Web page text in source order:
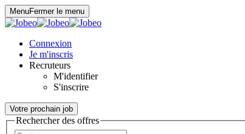
MenuFermer le menu
Connexion
Je m'inscris
Recruteurs
M'identifier
S'inscrire
Votre prochain job
Rechercher des offres
Panneau de gestion des cookies